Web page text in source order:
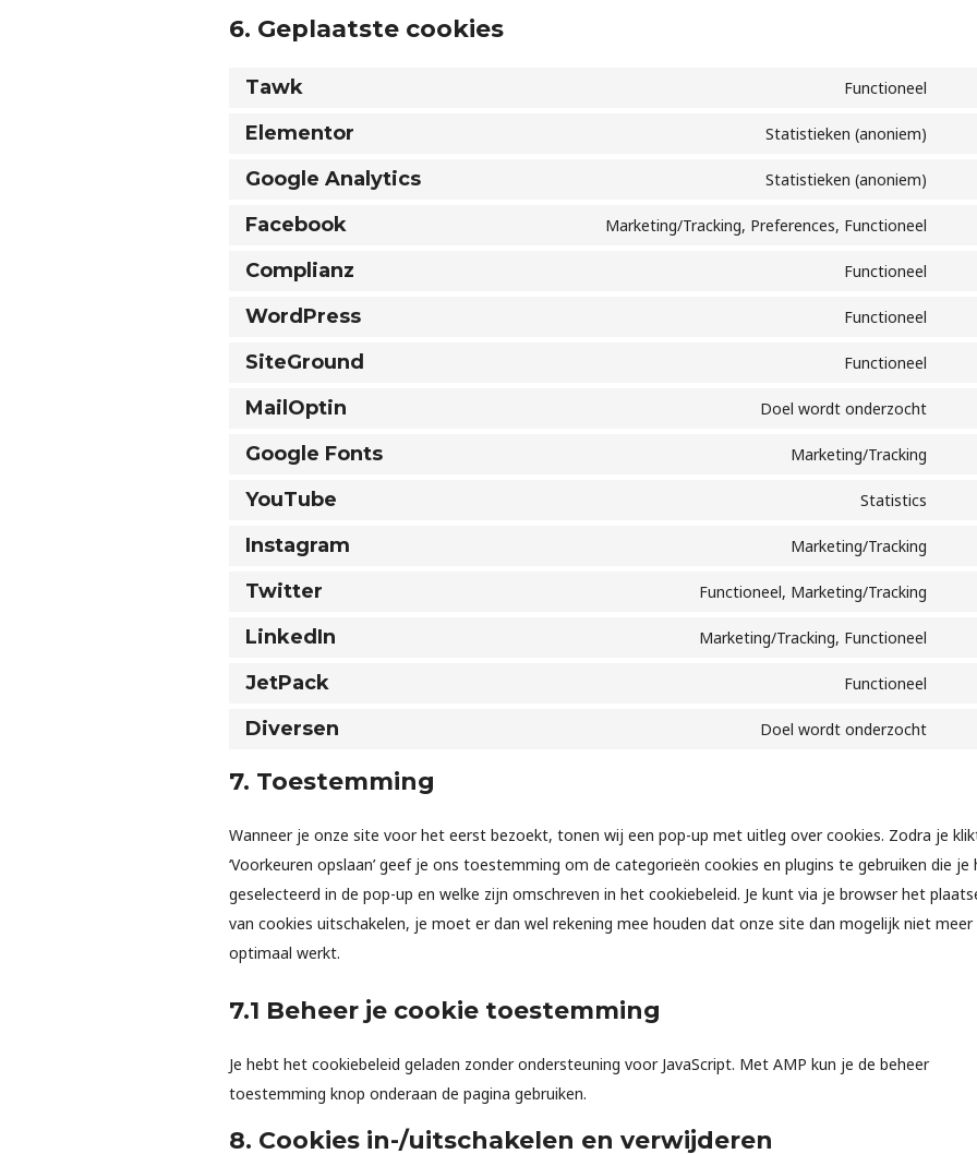
6. Geplaatste cookies
Tawk Functioneel
Elementor Statistieken (anoniem)
Google Analytics Statistieken (anoniem)
Facebook Marketing/Tracking, Preferences, Functioneel
Complianz Functioneel
WordPress Functioneel
SiteGround Functioneel
MailOptin Doel wordt onderzocht
Google Fonts Marketing/Tracking
YouTube Statistics
Instagram Marketing/Tracking
Twitter Functioneel, Marketing/Tracking
LinkedIn Marketing/Tracking, Functioneel
JetPack Functioneel
Diversen Doel wordt onderzocht
7. Toestemming
Wanneer je onze site voor het eerst bezoekt, tonen wij een pop-up met uitleg over cookies. Zodra je
‘Voorkeuren opslaan’ geef je ons toestemming om de categorieën cookies en plugins te gebruiken die je
geselecteerd in de pop-up en welke zijn omschreven in het cookiebeleid. Je kunt via je browser het
van cookies uitschakelen, je moet er dan wel rekening mee houden dat onze site dan mogelijk niet meer
optimaal werkt.
7.1 Beheer je cookie toestemming
Je hebt het cookiebeleid geladen zonder ondersteuning voor JavaScript. Met AMP kun je de beheer
toestemming knop onderaan de pagina gebruiken.
8. Cookies in-/uitschakelen en verwijderen